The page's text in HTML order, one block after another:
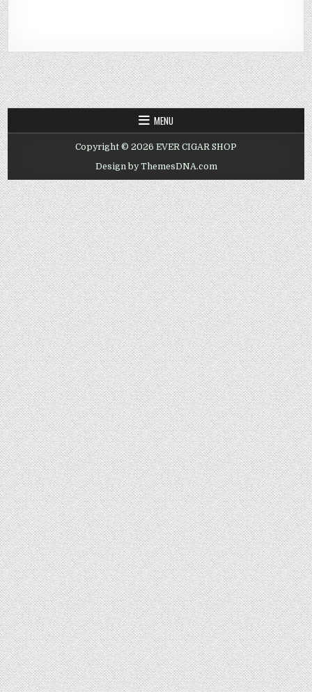
MENU
Copyright © 2026 EVER CIGAR SHOP
Design by ThemesDNA.com